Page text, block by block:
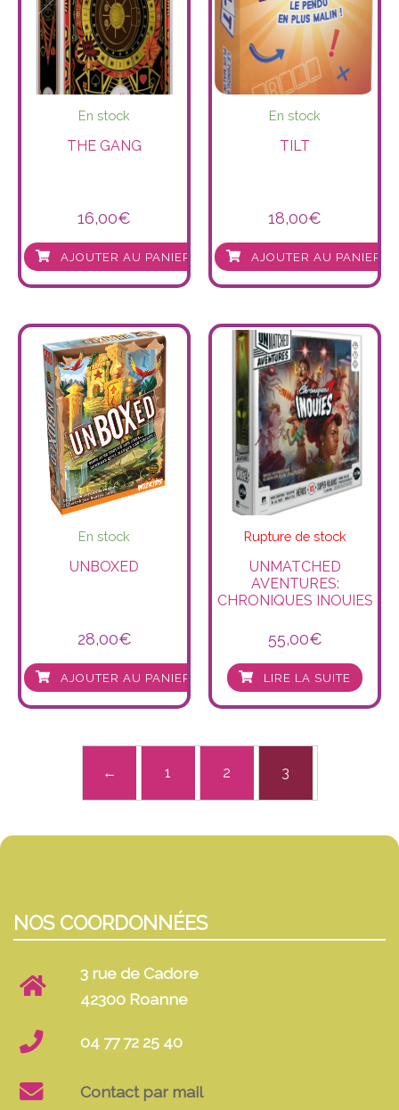
En stock
THE GANG
16,00€
AJOUTER AU PANIER
En stock
TILT
18,00€
AJOUTER AU PANIER
En stock
UNBOXED
28,00€
AJOUTER AU PANIER
Rupture de stock
UNMATCHED
AVENTURES:
CHRONIQUES INOUIES
55,00€
LIRE LA SUITE
← 1 2 3
NOS COORDONNÉES
3 rue de Cadore
42300 Roanne
04 77 72 25 40
Contact par mail